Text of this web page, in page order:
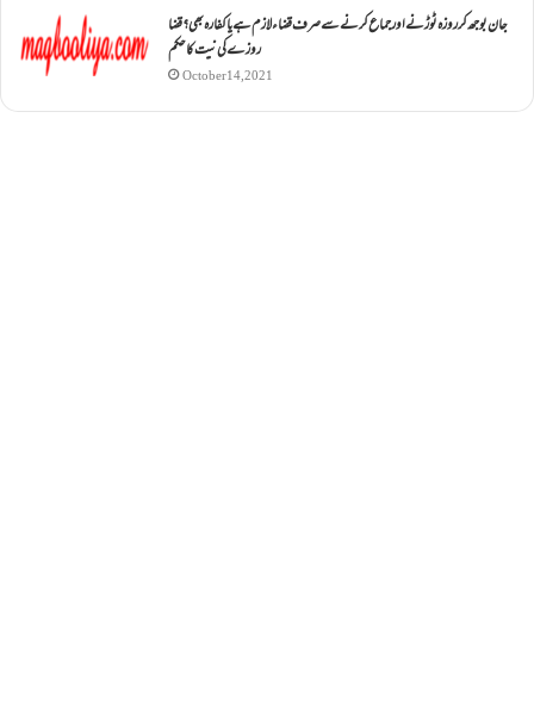
جان بوجھ کر روزہ ٹوڑنے اور جماع کرنے سے صرف قضاء لازم ہے یا کفارہ بھی؟ قضا
روزے کی نیت کا حکم
October 14, 2021